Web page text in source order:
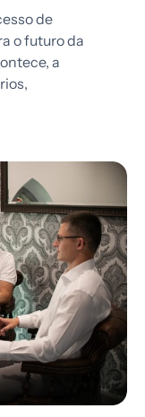
de
o futuro da
a